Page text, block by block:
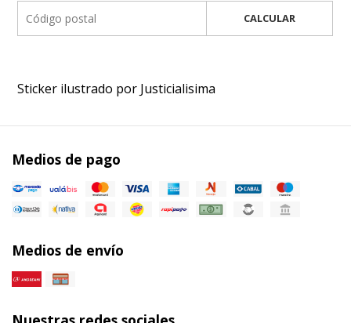
CALCULAR
Sticker ilustrado por Justicialisima
Medios de pago
Medios de envío